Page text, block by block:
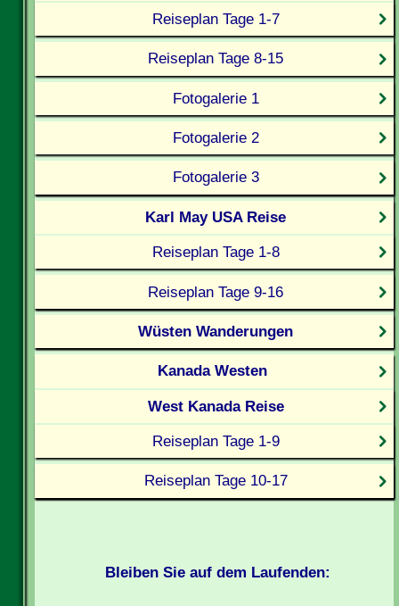
Reiseplan Tage 1-7
Reiseplan Tage 8-15
Fotogalerie 1
Fotogalerie 2
Fotogalerie 3
Karl May USA Reise
Reiseplan Tage 1-8
Reiseplan Tage 9-16
Wüsten Wanderungen
Kanada Westen
West Kanada Reise
Reiseplan Tage 1-9
Reiseplan Tage 10-17
Bleiben Sie auf dem Laufenden: